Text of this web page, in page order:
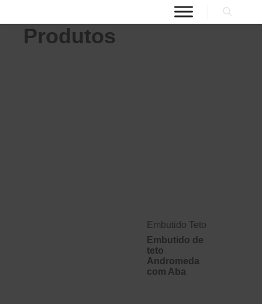
Produtos
Embutido Teto
Embutido de
teto
Andromeda
com Aba